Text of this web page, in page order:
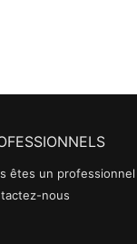
êtes un professionnel
nous